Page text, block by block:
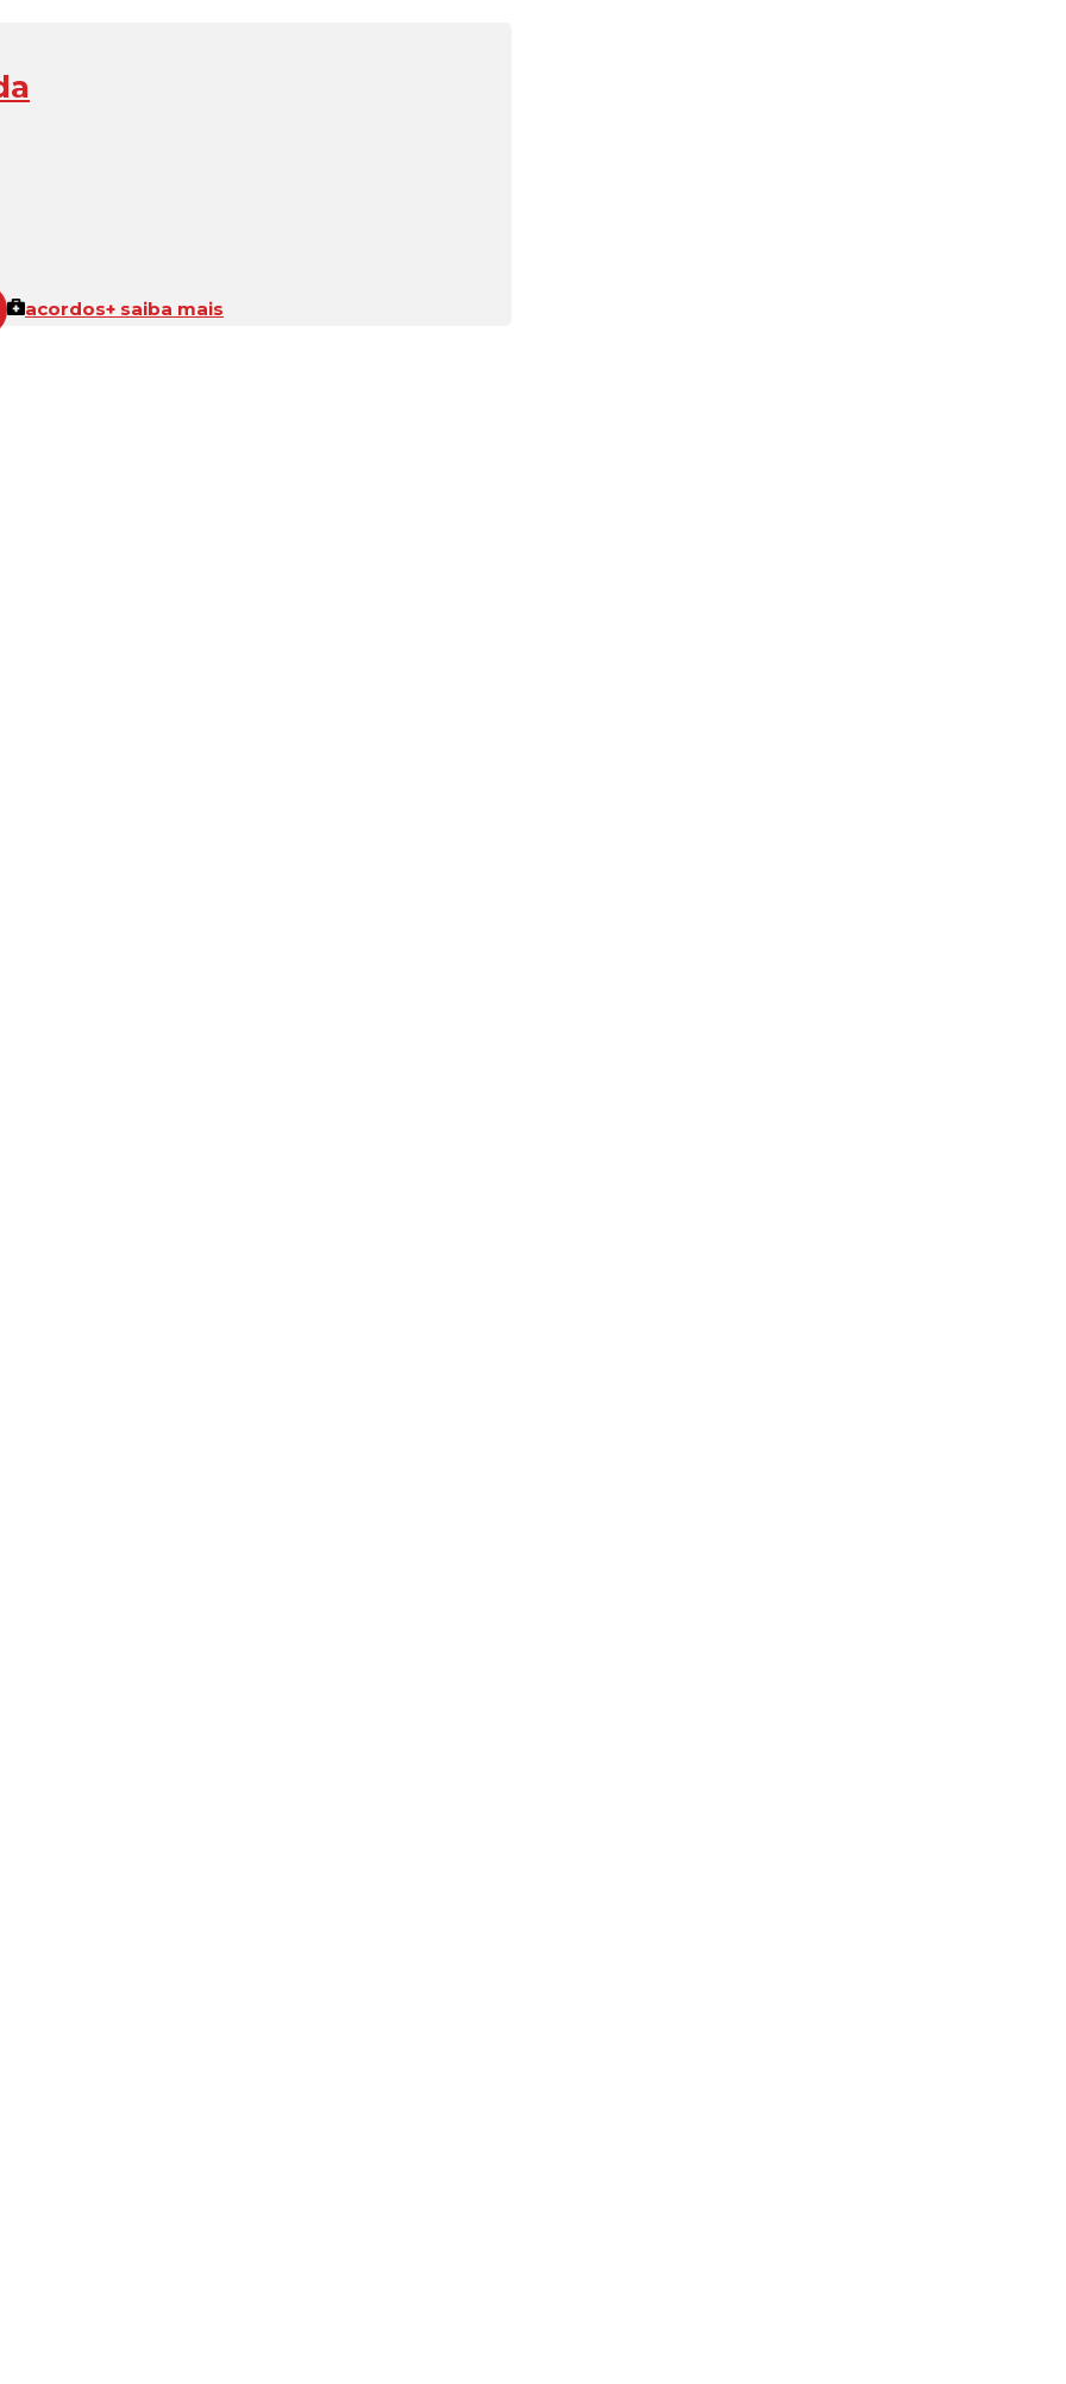
acordos+ saiba mais